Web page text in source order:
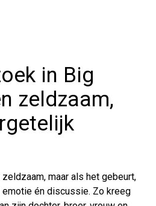
in Big
zeldzaam,
maar als het gebeurt,
én discussie. Zo kreeg